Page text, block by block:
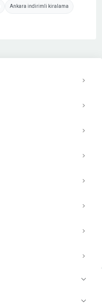
Ankara indirimli kiralama